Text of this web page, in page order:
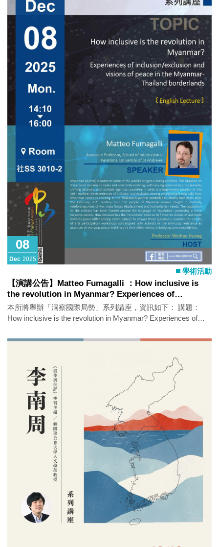
3010-2） 語言：英文 活動亮點： This talk draws on more than
two decades of research, especially in Central Asia, to reflect on
the ethical and practical challenges of conducting research in
closed, closing, restricted, or otherwise challenging political
environments. ※全程參與者，可認證本所多元學習護照1場！
08
Dec 2025
學術活動
【演講公告】Matteo Fumagalli ：How inclusive is
the revolution in Myanmar? Experiences of
inclusion/exclusion and visions of peace in the
Myanmar-Thailand borderlands
本所將舉辦「洞察國際局勢」系列講座，資訊如下： 講題：
How inclusive is the revolution in Myanmar? Experiences of
Thailand borderlands 主講人：Matteo Fumagalli (Associate
政治所演講廳（社SS 3010-2） 語言：英文 活動亮點：
Myanmar (Burma) is home to some of the world’s longest-
running conflicts. The situation on the ground remains complex
and constantly evolving, with varying governance
arrangements, shifting alliances, and multiple agendas
coexisting in what is a fragmented country. In this talk I explore
the experiences of inclusion and exclusion among young people
originally from Myanmar currently residing in the Thailand-
Myanmar borderlands. Nearly four years after the Fe